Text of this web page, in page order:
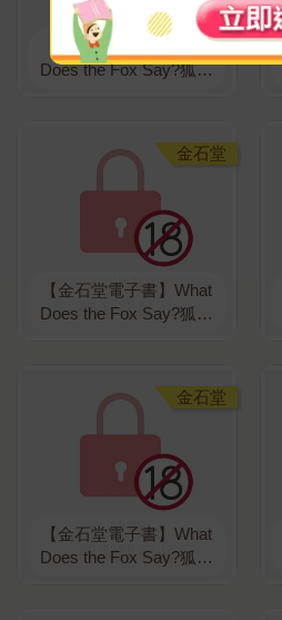
【讀墨電子書】What
Does the Fox Say?狐狸
金石堂
【金石堂電子書】What
Does the Fox Say?狐狸
金石堂
【金石堂電子書】What
Does the Fox Say?狐狸